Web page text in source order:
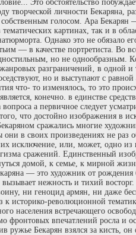
Это обстоятельство
творческой личности Бекаряна,
голосом. Ара Бекарян
картинах, так и в
Однако это не обязало
— в качестве портретиста. Во
но не однообразным.
разграничений‚ в одной и
но и выступают с
что- то изменялось, то это
конечно. в единстве
а первичное следует
что достойно изображения в
сражались многие
в своих произведениях не раз
исключение, или, может, одно из
сражений. Единственный
домой, к семье, к мирной
— это художник от рождения
нежность и тихий
ни геноцид армян, ни даже
историко-революционной
населения встречающего
впечатлений росла и
Бекарян взялся за кисть, он